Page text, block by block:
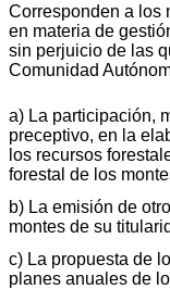
Corresponden a los
en materia de
sin perjuicio de las
Comunidad
a) La participación,
preceptivo, en la
los recursos
forestal de los
b) La emisión de
montes de su
c) La propuesta de
planes anuales de